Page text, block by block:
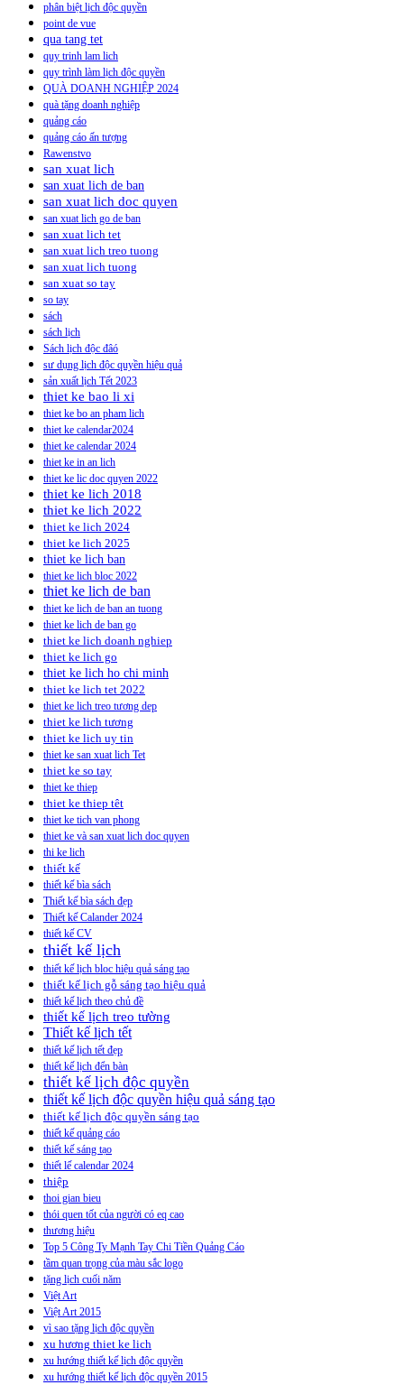
phân biệt lịch độc quyền
point de vue
qua tang tet
quy trinh lam lich
quy trình làm lịch độc quyền
QUÀ DOANH NGHIỆP 2024
quà tặng doanh nghiệp
quảng cáo
quảng cáo ấn tượng
Rawenstvo
san xuat lich
san xuat lich de ban
san xuat lich doc quyen
san xuat lich go de ban
san xuat lich tet
san xuat lich treo tuong
san xuat lich tuong
san xuat so tay
so tay
sách
sách lịch
Sách lịch độc đâó
sư dụng lịch độc quyền hiệu quả
sản xuất lịch Tết 2023
thiet ke bao li xi
thiet ke bo an pham lich
thiet ke calendar2024
thiet ke calendar 2024
thiet ke in an lich
thiet ke lic doc quyen 2022
thiet ke lich 2018
thiet ke lich 2022
thiet ke lich 2024
thiet ke lich 2025
thiet ke lich ban
thiet ke lich bloc 2022
thiet ke lich de ban
thiet ke lich de ban an tuong
thiet ke lich de ban go
thiet ke lich doanh nghiep
thiet ke lich go
thiet ke lich ho chi minh
thiet ke lich tet 2022
thiet ke lich treo tương dep
thiet ke lich tương
thiet ke lich uy tin
thiet ke san xuat lich Tet
thiet ke so tay
thiet ke thiep
thiet ke thiep têt
thiet ke tich van phong
thiet ke và san xuat lich doc quyen
thi ke lich
thiết kế
thiết kế bìa sách
Thiết kế bìa sách đẹp
Thiết kế Calander 2024
thiết kế CV
thiết kế lịch
thiết kế lịch bloc hiệu quả sáng tạo
thiết kế lịch gỗ sáng tạo hiệu quả
thiết kế lịch theo chủ đề
thiết kế lịch treo tường
Thiết kế lịch tết
thiết kế lịch tết đẹp
thiết kế lịch đển bàn
thiết kế lịch độc quyền
thiết kế lịch độc quyền hiệu quả sáng tạo
thiết kế lịch độc quyền sáng tạo
thiết kế quảng cáo
thiết kế sáng tạo
thiết lế calendar 2024
thiệp
thoi gian bieu
thói quen tốt của người có eq cao
thương hiệu
Top 5 Công Ty Mạnh Tay Chi Tiền Quảng Cáo
tầm quan trọng của màu sắc logo
tặng lịch cuối năm
Việt Art
Việt Art 2015
vì sao tặng lịch độc quyền
xu hương thiet ke lich
xu hướng thiết kế lịch độc quyền
xu hướng thiết kế lịch độc quyền 2015